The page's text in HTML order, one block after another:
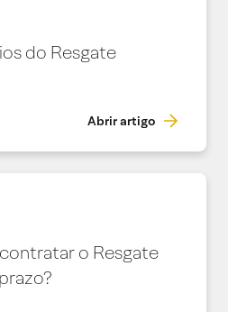
do Resgate
Abrir artigo
o Resgate